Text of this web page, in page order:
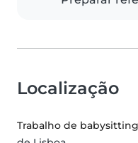
Localização
Trabalho de